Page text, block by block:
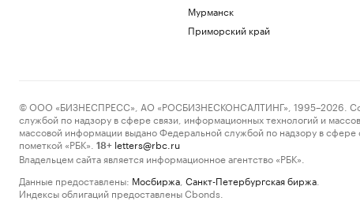
Мурманск
Приморский край
© ООО «БИЗНЕСПРЕСС», АО «РОСБИЗНЕСКОНСАЛТИНГ», 1995–2026.
службой по надзору в сфере связи, информационных технологий и
массовой информации выдано Федеральной службой по надзору в
пометкой «РБК».
18+ letters@rbc.ru
Владельцем сайта является информационное агентство «РБК».
Данные предоставлены: Мосбиржа Санкт-Петербургская биржа
Индексы облигаций предоставлены Cbonds.